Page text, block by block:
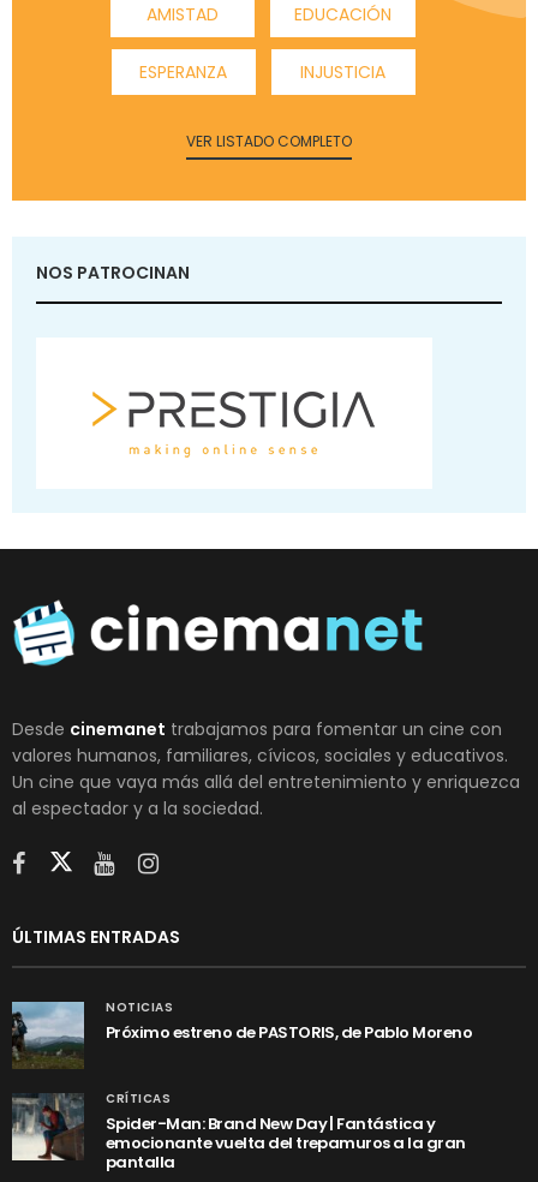
AMISTAD EDUCACIÓN
ESPERANZA INJUSTICIA
VER LISTADO COMPLETO
NOS PATROCINAN
Desde cinemanet trabajamos para fomentar un cine con
valores humanos, familiares, cívicos, sociales y educativos.
Un cine que vaya más allá del entretenimiento y enriquezca
al espectador y a la sociedad.
ÚLTIMAS ENTRADAS
NOTICIAS
Próximo estreno de PASTORIS, de Pablo Moreno
CRÍTICAS
Spider-Man: Brand New Day | Fantástica y
emocionante vuelta del trepamuros a la gran
pantalla